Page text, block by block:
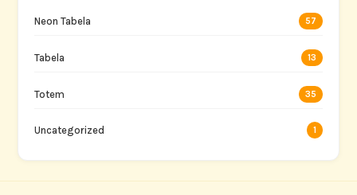
Neon Tabela 57
Tabela 13
Totem 35
Uncategorized 1